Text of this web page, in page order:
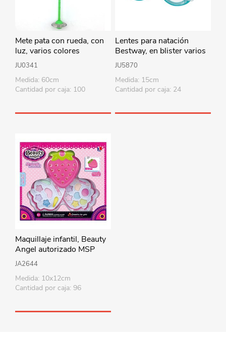
Mete pata con rueda, con
luz, varios colores
JU0341
Medida: 60cm
Cantidad por caja: 100
Lentes para natación
Bestway, en blister varios
colores
JU5870
Medida: 15cm
Cantidad por caja: 24
Maquillaje infantil, Beauty
Angel autorizado MSP
JA2644
Medida: 10x12cm
Cantidad por caja: 96